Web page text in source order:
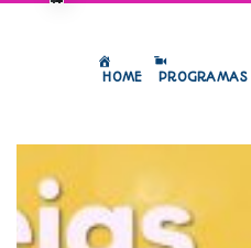
HOME PROGRAMAS